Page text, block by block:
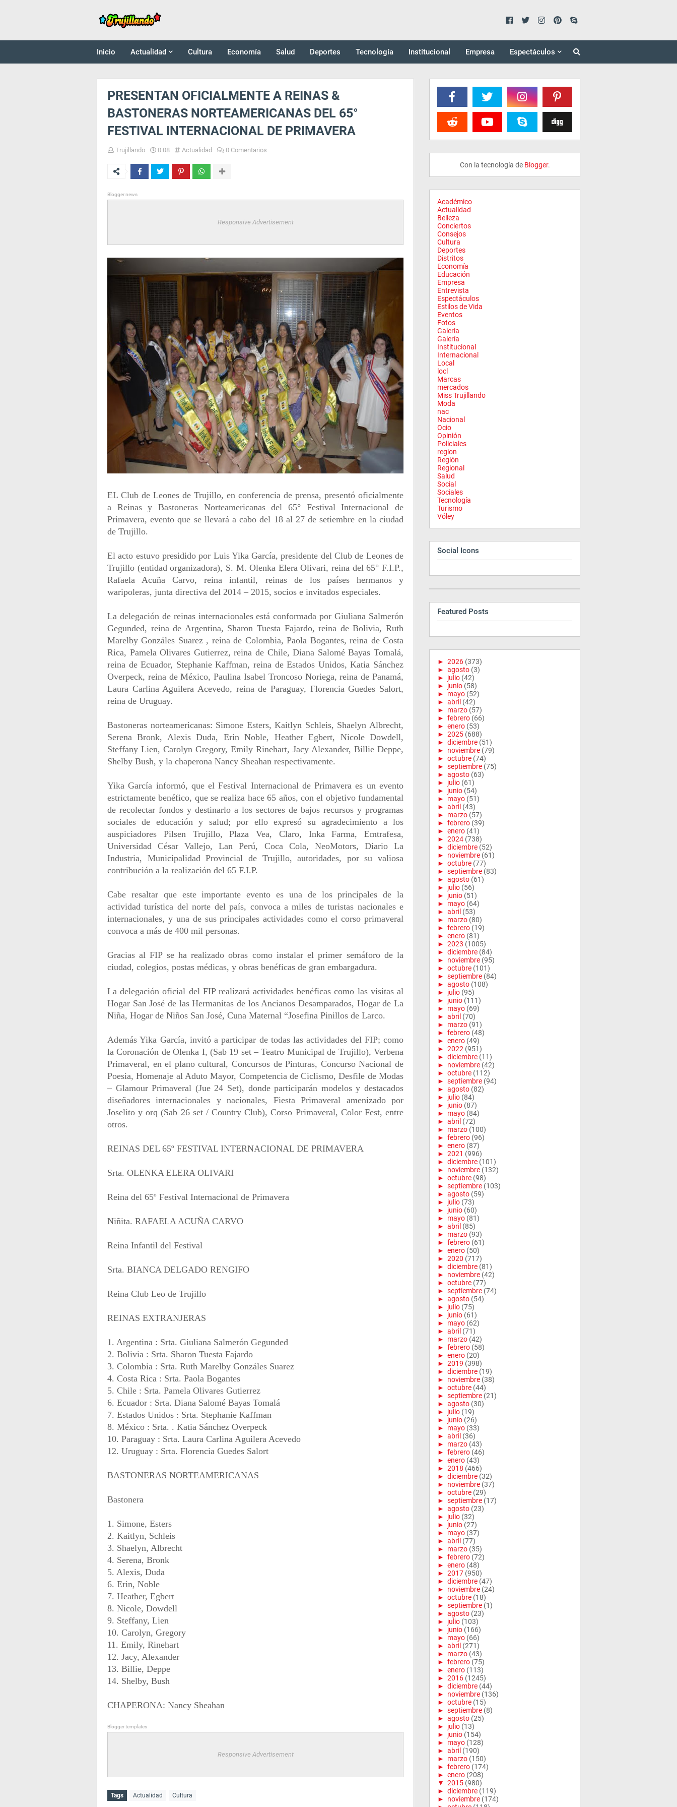
Inicio Actualidad Cultura Economía Salud Deportes Tecnología Institucional Empresa Espectáculos
PRESENTAN OFICIALMENTE A REINAS &
BASTONERAS NORTEAMERICANAS DEL 65°
FESTIVAL INTERNACIONAL DE PRIMAVERA
Trujillando 0:08 Actualidad 0 Comentarios
Blogger news
Responsive Advertisement
EL Club de Leones de Trujillo, en conferencia de prensa, presentó oficialmente
a Reinas y Bastoneras Norteamericanas del 65° Festival Internacional de
Primavera, evento que se llevará a cabo del 18 al 27 de setiembre en la ciudad
de Trujillo.
El acto estuvo presidido por Luis Yika García, presidente del Club de Leones de
Trujillo (entidad organizadora), S. M. Olenka Elera Olivari, reina del 65° F.I.P.,
Rafaela Acuña Carvo, reina infantil, reinas de los países hermanos y
waripoleras, junta directiva del 2014 – 2015, socios e invitados especiales.
La delegación de reinas internacionales está conformada por Giuliana Salmerón
Gegunded, reina de Argentina, Sharon Tuesta Fajardo, reina de Bolivia, Ruth
Marelby Gonzáles Suarez , reina de Colombia, Paola Bogantes, reina de Costa
Rica, Pamela Olivares Gutierrez, reina de Chile, Diana Salomé Bayas Tomalá,
reina de Ecuador, Stephanie Kaffman, reina de Estados Unidos, Katia Sánchez
Overpeck, reina de México, Paulina Isabel Troncoso Noriega, reina de Panamá,
Laura Carlina Aguilera Acevedo, reina de Paraguay, Florencia Guedes Salort,
reina de Uruguay.
Bastoneras norteamericanas: Simone Esters, Kaitlyn Schleis, Shaelyn Albrecht,
Serena Bronk, Alexis Duda, Erin Noble, Heather Egbert, Nicole Dowdell,
Steffany Lien, Carolyn Gregory, Emily Rinehart, Jacy Alexander, Billie Deppe,
Shelby Bush, y la chaperona Nancy Sheahan respectivamente.
Yika García informó, que el Festival Internacional de Primavera es un evento
estrictamente benéfico, que se realiza hace 65 años, con el objetivo fundamental
de recolectar fondos y destinarlo a los sectores de bajos recursos y programas
sociales de educación y salud; por ello expresó su agradecimiento a los
auspiciadores Pilsen Trujillo, Plaza Vea, Claro, Inka Farma, Emtrafesa,
Universidad César Vallejo, Lan Perú, Coca Cola, NeoMotors, Diario La
Industria, Municipalidad Provincial de Trujillo, autoridades, por su valiosa
contribución a la realización del 65 F.I.P.
Cabe resaltar que este importante evento es una de los principales de la
actividad turística del norte del país, convoca a miles de turistas nacionales e
internacionales, y una de sus principales actividades como el corso primaveral
convoca a más de 400 mil personas.
Gracias al FIP se ha realizado obras como instalar el primer semáforo de la
ciudad, colegios, postas médicas, y obras benéficas de gran embargadura.
La delegación oficial del FIP realizará actividades benéficas como las visitas al
Hogar San José de las Hermanitas de los Ancianos Desamparados, Hogar de La
Niña, Hogar de Niños San José, Cuna Maternal “Josefina Pinillos de Larco.
Además Yika García, invitó a participar de todas las actividades del FIP; como
la Coronación de Olenka I, (Sab 19 set – Teatro Municipal de Trujillo), Verbena
Primaveral, en el plano cultural, Concursos de Pinturas, Concurso Nacional de
Poesia, Homenaje al Aduto Mayor, Competencia de Ciclismo, Desfile de Modas
– Glamour Primaveral (Jue 24 Set), donde participarán modelos y destacados
diseñadores internacionales y nacionales, Fiesta Primaveral amenizado por
Joselito y orq (Sab 26 set / Country Club), Corso Primaveral, Color Fest, entre
otros.
REINAS DEL 65º FESTIVAL INTERNACIONAL DE PRIMAVERA
Srta. OLENKA ELERA OLIVARI
Reina del 65º Festival Internacional de Primavera
Niñita. RAFAELA ACUÑA CARVO
Reina Infantil del Festival
Srta. BIANCA DELGADO RENGIFO
Reina Club Leo de Trujillo
REINAS EXTRANJERAS
1. Argentina : Srta. Giuliana Salmerón Gegunded
2. Bolivia : Srta. Sharon Tuesta Fajardo
3. Colombia : Srta. Ruth Marelby Gonzáles Suarez
4. Costa Rica : Srta. Paola Bogantes
5. Chile : Srta. Pamela Olivares Gutierrez
6. Ecuador : Srta. Diana Salomé Bayas Tomalá
7. Estados Unidos : Srta. Stephanie Kaffman
8. México : Srta. . Katia Sánchez Overpeck
10. Paraguay : Srta. Laura Carlina Aguilera Acevedo
12. Uruguay : Srta. Florencia Guedes Salort
BASTONERAS NORTEAMERICANAS
Bastonera
1. Simone, Esters
2. Kaitlyn, Schleis
3. Shaelyn, Albrecht
4. Serena, Bronk
5. Alexis, Duda
6. Erin, Noble
7. Heather, Egbert
8. Nicole, Dowdell
9. Steffany, Lien
10. Carolyn, Gregory
11. Emily, Rinehart
12. Jacy, Alexander
13. Billie, Deppe
14. Shelby, Bush
CHAPERONA: Nancy Sheahan
Blogger templates
Responsive Advertisement
Tags Actualidad Cultura
Con la tecnología de Blogger.
Académico
Actualidad
Belleza
Conciertos
Consejos
Cultura
Deportes
Distritos
Economía
Educación
Empresa
Entrevista
Espectáculos
Estilos de Vida
Eventos
Fotos
Galeria
Galería
Institucional
Internacional
Local
locl
Marcas
mercados
Miss Trujillando
Moda
nac
Nacional
Ocio
Opinión
Policiales
region
Región
Regional
Salud
Social
Sociales
Tecnología
Turismo
Vóley
Social Icons
Featured Posts
► 2026 (373)
► agosto (3)
► julio (42)
► junio (58)
► mayo (52)
► abril (42)
► marzo (57)
► febrero (66)
► enero (53)
► 2025 (688)
► diciembre (51)
► noviembre (79)
► octubre (74)
► septiembre (75)
► agosto (63)
► julio (61)
► junio (54)
► mayo (51)
► abril (43)
► marzo (57)
► febrero (39)
► enero (41)
► 2024 (738)
► diciembre (52)
► noviembre (61)
► octubre (77)
► septiembre (83)
► agosto (61)
► julio (56)
► junio (51)
► mayo (64)
► abril (53)
► marzo (80)
► febrero (19)
► enero (81)
► 2023 (1005)
► diciembre (84)
► noviembre (95)
► octubre (101)
► septiembre (84)
► agosto (108)
► julio (95)
► junio (111)
► mayo (69)
► abril (70)
► marzo (91)
► febrero (48)
► enero (49)
► 2022 (951)
► diciembre (11)
► noviembre (42)
► octubre (112)
► septiembre (94)
► agosto (82)
► julio (84)
► junio (87)
► mayo (84)
► abril (72)
► marzo (100)
► febrero (96)
► enero (87)
► 2021 (996)
► diciembre (101)
► noviembre (132)
► octubre (98)
► septiembre (103)
► agosto (59)
► julio (73)
► junio (60)
► mayo (81)
► abril (85)
► marzo (93)
► febrero (61)
► enero (50)
► 2020 (717)
► diciembre (81)
► noviembre (42)
► octubre (77)
► septiembre (74)
► agosto (54)
► julio (75)
► junio (61)
► mayo (62)
► abril (71)
► marzo (42)
► febrero (58)
► enero (20)
► 2019 (398)
► diciembre (19)
► noviembre (38)
► octubre (44)
► septiembre (21)
► agosto (30)
► julio (19)
► junio (26)
► mayo (33)
► abril (36)
► marzo (43)
► febrero (46)
► enero (43)
► 2018 (466)
► diciembre (32)
► noviembre (37)
► octubre (29)
► septiembre (17)
► agosto (23)
► julio (32)
► junio (27)
► mayo (37)
► abril (77)
► marzo (35)
► febrero (72)
► enero (48)
► 2017 (950)
► diciembre (47)
► noviembre (24)
► octubre (18)
► septiembre (1)
► agosto (23)
► julio (103)
► junio (166)
► mayo (66)
► abril (271)
► marzo (43)
► febrero (75)
► enero (113)
► 2016 (1245)
► diciembre (44)
► noviembre (136)
► octubre (15)
► septiembre (8)
► agosto (25)
► julio (13)
► junio (154)
► mayo (128)
► abril (190)
► marzo (150)
► febrero (174)
► enero (208)
▼ 2015 (980)
► diciembre (119)
► noviembre (174)